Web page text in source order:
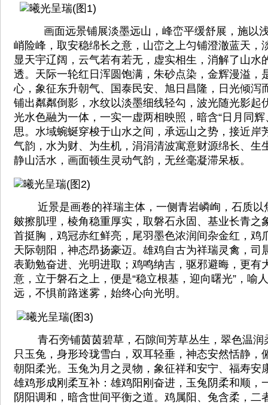
画面远景铺展淡墨远山，峰峦平缓舒展，施以浅
峭险峰，取安稳绵长之意，山峦之上匀铺澄澈蓝天，
显天宇辽阔，云气若有若无，虚实相生，消解了山水
透。天际一轮红日浑圆饱满，朱砂点染，金辉漫溢，
心，象征东升朝气、国泰民安、旭日昌隆，日光倾泻
铺出粼粼倒影，水纹以淡墨细线轻勾，波光随光影起
光水色融为一体，一实一虚两相映照，暗含“日月同
思。水域蜿蜒穿梭于山水之间，承远山之势，接近岸
气韵，水为财、为生机，涓涓清波寓意财源绵长、生
静山活水，画面顿生灵动气韵，无丝毫凝滞呆板。
近景是画卷的祥瑞主体，一侧青岩嶙峋，石质以
皴擦肌理，棱角稳重厚实，取磐石永固、基业长青之
首挺胸，鸡冠赤红鲜亮，尾羽墨色浓润间杂金红，鸡
天际朝阳，神态昂扬豪迈。雄鸡自古为祥瑞灵禽，司
表勤勉奋进、光明进取；鸡鸣纳吉，驱邪避晦，更有
意，立于磐石之上，便是“稳立根基，迎向曙光”，喻
远，不惧前路迷雾，始终心向光明。
青石旁铺茵茵碧草，石隙间芳草丛生，翠色温润
只玉兔，身形玲珑雪白，双耳轻垂，神态安然恬静，
朝阳柔光。玉兔为月之灵物，象征祥和安宁、福寿安
雄鸡形成刚柔互补：雄鸡阳刚奋进，玉兔阴柔和顺，
阴阳调和，暗含世间平衡之道。鸡属阳、兔含柔，二